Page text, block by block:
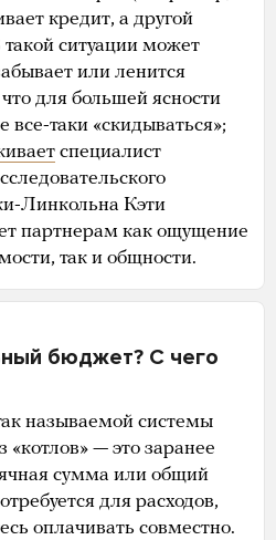
кредит, а другой
ситуации может
или ленится
для большей ясности
таки «скидываться»;
специалист
Линкольна Кэти
партнерам как ощущение
так и общности.
бюджет? С чего
называемой системы
«котлов» — это заранее
сумма или общий
для расходов,
оплачивать совместно.